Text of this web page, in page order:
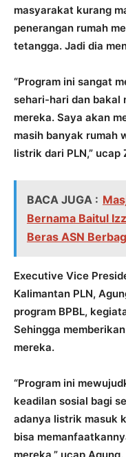
masyarakat kurang
penerangan rumah
tetangga. Jadi dia
“Program ini sangat
sehari-hari dan bakal
mereka. Saya akan
masih banyak rumah
listrik dari PLN,” ucap
BACA JUGA :
Bernama Baitul
Beras ASN
Executive Vice
Kalimantan PLN,
program BPBL,
Sehingga
mereka.
“Program ini
keadilan sosial bagi
adanya listrik masuk
bisa
mereka,” ucap Agung.